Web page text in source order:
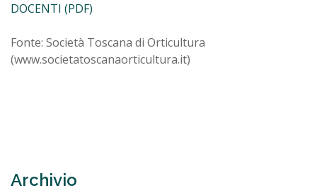
DOCENTI (PDF)
Fonte: Società Toscana di Orticultura
(www.societatoscanaorticultura.it)
Archivio